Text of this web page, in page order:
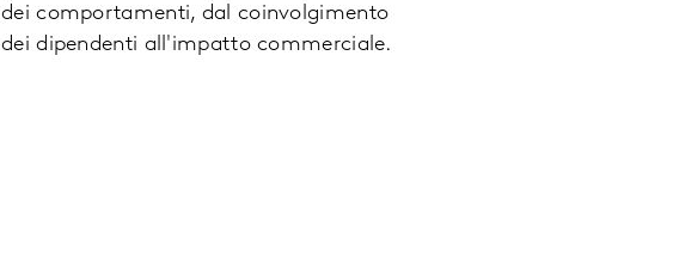
dei comportamenti, dal coinvolgimento
dei dipendenti all'impatto commerciale.